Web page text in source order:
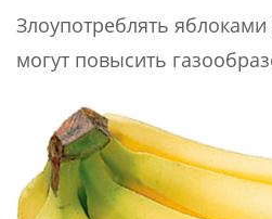
Злоупотреблять яблоками
могут повысить